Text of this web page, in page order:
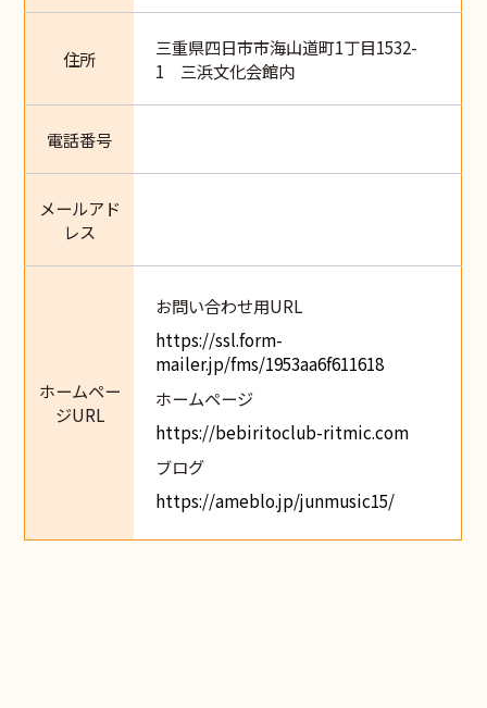
住所
三重県四日市市海山道町1丁目1532-
1 三浜文化会館内
電話番号
メールアド
レス
ホームペー
ジURL
お問い合わせ用URL
https://ssl.form-
mailer.jp/fms/1953aa6f611618
ホームページ
https://bebiritoclub-ritmic.com
ブログ
https://ameblo.jp/junmusic15/